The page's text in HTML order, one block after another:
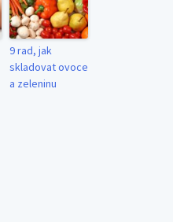
9 rad, jak
skladovat ovoce
a zeleninu